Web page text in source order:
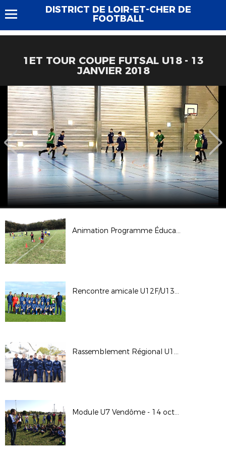
DISTRICT DE LOIR-ET-CHER DE
FOOTBALL
1ET TOUR COUPE FUTSAL U18 - 13
JANVIER 2018
Animation Programme Éducatif Fédéral - 27 octobre 2017
Rencontre amicale U12F/U13F Sélection 45 - Sélection 41 - Mercredi 25 octobre 2017
Rassemblement Régional U15F - 21 et 22 octobre 2017
Module U7 Vendôme - 14 octobre 2017